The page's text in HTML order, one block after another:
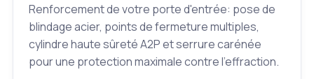
Renforcement de votre porte d'entrée: pose de
blindage acier, points de fermeture multiples,
cylindre haute sûreté A2P et serrure carénée
pour une protection maximale contre l'effraction.